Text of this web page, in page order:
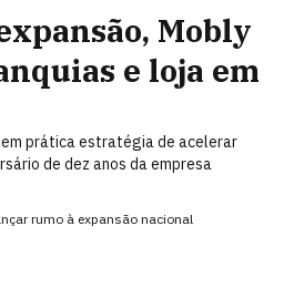
Mobly
e loja em
prática estratégia de acelerar
de dez anos da empresa
rumo à expansão nacional